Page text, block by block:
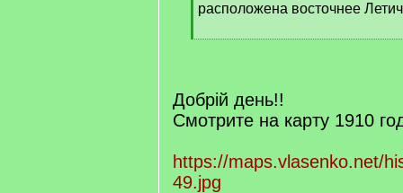
расположена восточнее
[
]
Добрій день!!
Смотрите на карту 1910
https://maps.vlasenko.net/
49.jpg